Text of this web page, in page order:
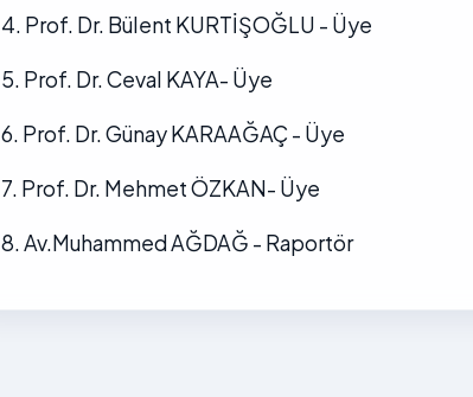
4. Prof. Dr. Bülent KURTİŞOĞLU - Üye
5. Prof. Dr. Ceval KAYA- Üye
6. Prof. Dr. Günay KARAAĞAÇ - Üye
7. Prof. Dr. Mehmet ÖZKAN- Üye
8. Av.Muhammed AĞDAĞ - Raportör